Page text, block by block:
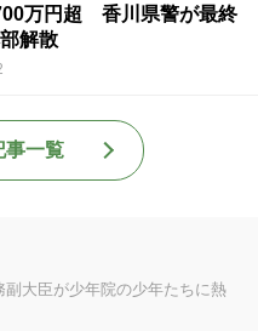
万円超 香川県警が最終
解散
事一覧
大臣が少年院の少年たちに熱